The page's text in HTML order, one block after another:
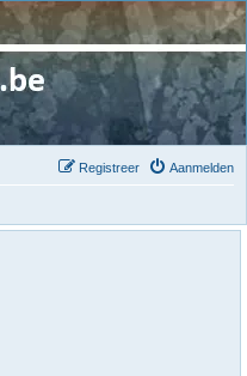
Aanmelden
Registreer